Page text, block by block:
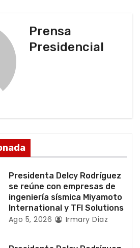
Prensa
Presidencial
Presidenta Delcy Rodríguez
se reúne con empresas de
ingeniería sísmica Miyamoto
International y TFI Solutions
Ago 5, 2026 Irmary Diaz